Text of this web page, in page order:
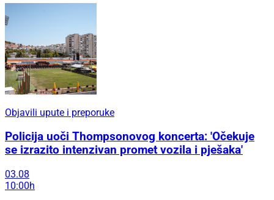
Objavili upute i preporuke
Policija uoči Thompsonovog koncerta: 'Očekuje
se izrazito intenzivan promet vozila i pješaka'
03.08
10:00h